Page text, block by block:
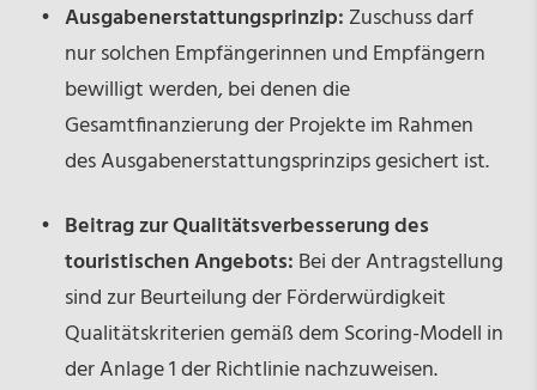
Ausgabenerstattungsprinzip: Zuschuss darf
nur solchen Empfängerinnen und Empfängern
bewilligt werden, bei denen die
Gesamtfinanzierung der Projekte im Rahmen
des Ausgabenerstattungsprinzips gesichert ist.
Beitrag zur Qualitätsverbesserung des
touristischen Angebots: Bei der Antragstellung
sind zur Beurteilung der Förderwürdigkeit
Qualitätskriterien gemäß dem Scoring-Modell in
der Anlage 1 der Richtlinie nachzuweisen.